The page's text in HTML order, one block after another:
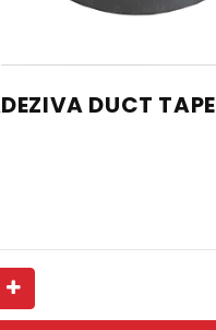
DUCT TAPE